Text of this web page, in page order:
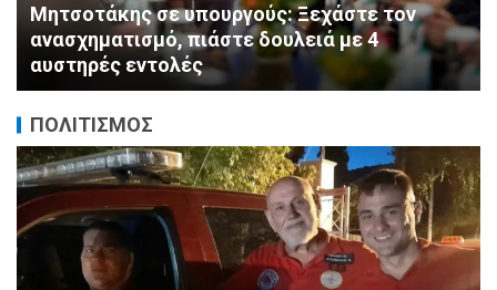
Μητσοτάκης σε υπουργούς: Ξεχάστε τον
ανασχηματισμό, πιάστε δουλειά με 4
αυστηρές εντολές
ΠΟΛΙΤΙΣΜΟΣ